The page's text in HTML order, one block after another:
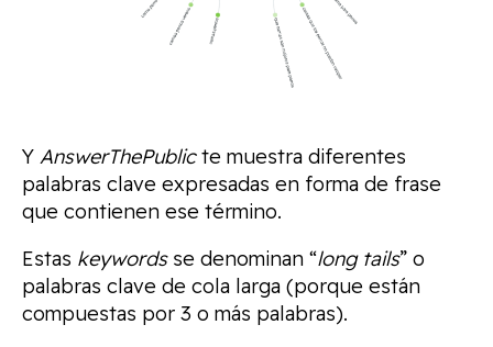
Y AnswerThePublicte muestra diferentes
palabras clave expresadas en forma de frase
que contienen ese término.
Estas keywordsse denominan “long tails” o
palabras clave de cola larga (porque están
compuestas por 3 o más palabras).